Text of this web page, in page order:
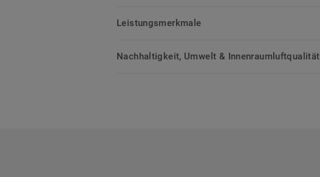
Leistungsmerkmale
Nachhaltigkeit, Umwelt & Innenraumluftqualität